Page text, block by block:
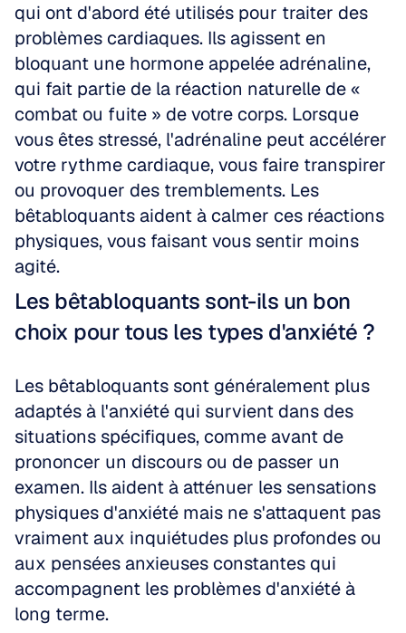
qui ont d'abord été utilisés pour traiter des
problèmes cardiaques. Ils agissent en
bloquant une hormone appelée adrénaline,
qui fait partie de la réaction naturelle de «
combat ou fuite » de votre corps. Lorsque
vous êtes stressé, l'adrénaline peut accélérer
votre rythme cardiaque, vous faire transpirer
ou provoquer des tremblements. Les
bêtabloquants aident à calmer ces réactions
physiques, vous faisant vous sentir moins
agité.
Les bêtabloquants sont-ils un bon
choix pour tous les types d'anxiété ?
Les bêtabloquants sont généralement plus
adaptés à l'anxiété qui survient dans des
situations spécifiques, comme avant de
prononcer un discours ou de passer un
examen. Ils aident à atténuer les sensations
physiques d'anxiété mais ne s'attaquent pas
vraiment aux inquiétudes plus profondes ou
aux pensées anxieuses constantes qui
accompagnent les problèmes d'anxiété à
long terme.